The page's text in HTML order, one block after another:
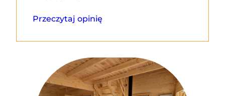
Przeczytaj opinię